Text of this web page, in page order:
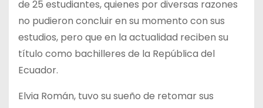
de 25 estudiantes, quienes por diversas razones
no pudieron concluir en su momento con sus
estudios, pero que en la actualidad reciben su
título como bachilleres de la República del
Ecuador.
Elvia Román, tuvo su sueño de retomar sus